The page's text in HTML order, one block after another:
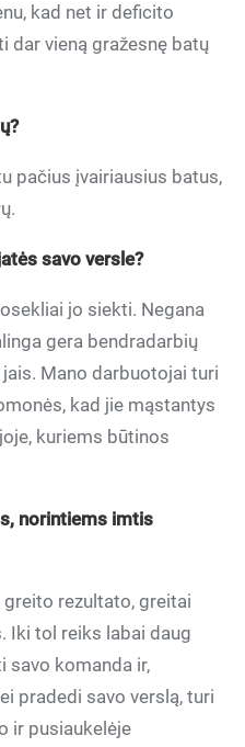
kad net ir deficito
dar vieną gražesnę batų
pačius įvairiausius batus,
savo versle?
jo siekti. Negana
gera bendradarbių
Mano darbuotojai turi
kad jie mąstantys
kuriems būtinos
norintiems imtis
rezultato, greitai
Iki tol reiks labai daug
savo komanda ir,
pradedi savo verslą, turi
ir pusiaukelėje